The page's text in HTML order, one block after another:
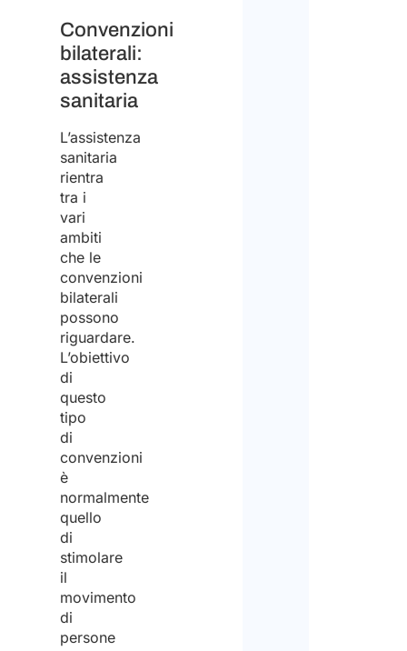
Convenzioni
bilaterali:
assistenza
sanitaria
L’assistenza
sanitaria
rientra
tra i
vari
ambiti
che le
convenzioni
bilaterali
possono
riguardare.
L’obiettivo
di
questo
tipo
di
convenzioni
è
normalmente
quello
di
stimolare
il
movimento
di
persone